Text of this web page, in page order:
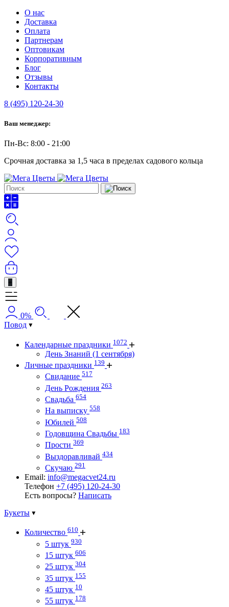
О нас
Доставка
Оплата
Партнерам
Оптовикам
Корпоративным
Блог
Отзывы
Контакты
8 (495) 120-24-30
Ваш менеджер:
Пн-Вс: 8:00 - 21:00
Срочная доставка за 1,5 часа в пределах садового кольца
+
0%
Повод
Календарные праздники 1072
День Знаний (1 сентября)
Личные праздники 139
Свидание 517
День Рождения 263
Свадьба 654
На выписку 558
Юбилей 508
Годовщина Свадьбы 183
Прости 369
Выздоравливай 434
Скучаю 291
Email: info@megacvet24.ru
Телефон +7 (495) 120-24-30
Есть вопросы? Написать
Букеты
Количество 610
5 штук 930
15 штук 606
25 штук 304
35 штук 155
45 штук 10
55 штук 178